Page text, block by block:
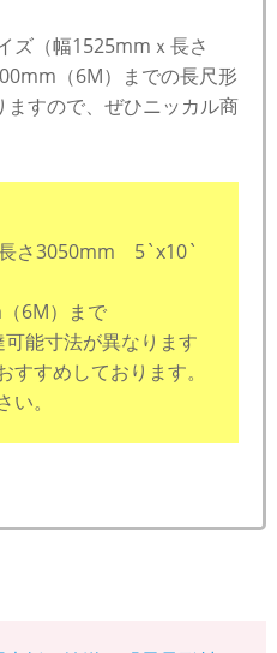
ズ（幅1525mmｘ長さ
（6M）までの長尺形
すので、ぜひニッカル商
長さ3050mm 5`x10`
6M）まで
能寸法が異なります
すめしております。
。